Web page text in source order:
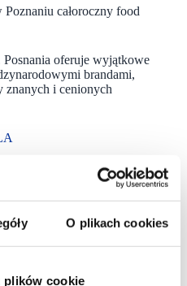
O plikach cookies
plików cookie
całoroczny food
oferuje wyjątkowe
brandami,
znanych i cenionych
i we Francji. Spółka
handlowych,
mieszkaniowych.
jako inwestor, deweloper,
zarządca
doświadczeniu
niezależnie
nieruchomości, są̨